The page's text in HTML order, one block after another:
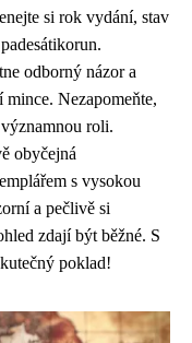
si rok vydání, stav
odborný názor a
Nezapomeňte,
roli.
obyčejná
s vysokou
a pečlivě si
zdají být běžné. S
poklad!